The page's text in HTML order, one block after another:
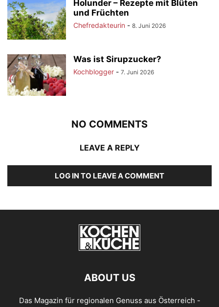
Holunder – Rezepte mit Blüten
und Früchten
Chefredakteurin - 8. Juni 2026
Was ist Sirupzucker?
Kochblogger - 7. Juni 2026
NO COMMENTS
LEAVE A REPLY
LOG IN TO LEAVE A COMMENT
ABOUT US
Das Magazin für regionalen Genuss aus Österreich -